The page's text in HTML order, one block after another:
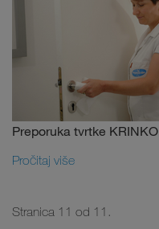
Preporuka tvrtke KRINKO
Pročitaj više
Stranica 11 od 11.